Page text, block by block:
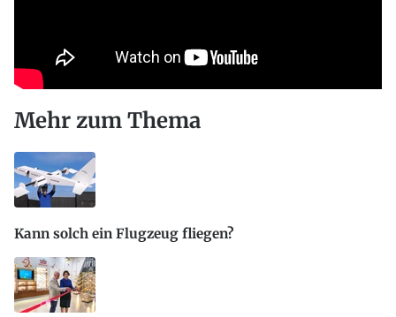
Mehr zum Thema
Kann solch ein Flugzeug fliegen?